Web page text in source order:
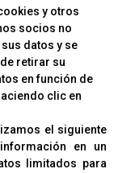
y otros
socios no
datos y se
retirar su
en función de
clic en
el siguiente
en un
limitados para